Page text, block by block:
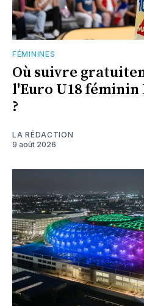
FÉMININES
Où suivre
l'Euro U18 féminin
?
LA RÉDACTION
9 août 2026